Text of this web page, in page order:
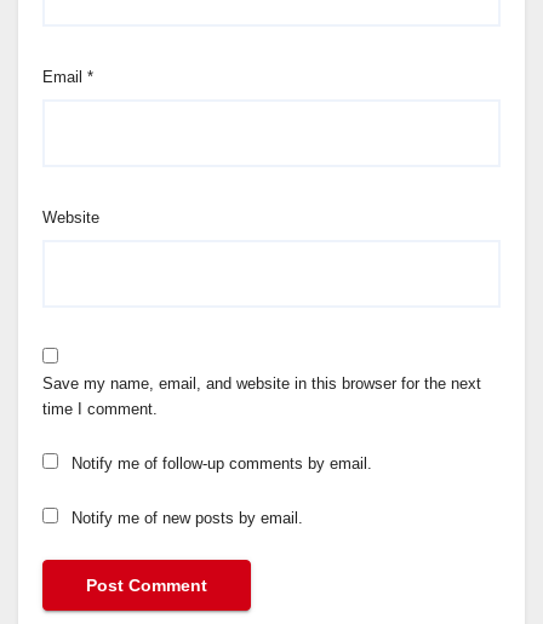
Email *
Website
Save my name, email, and website in this browser for the next
time I comment.
Notify me of follow-up comments by email.
Notify me of new posts by email.